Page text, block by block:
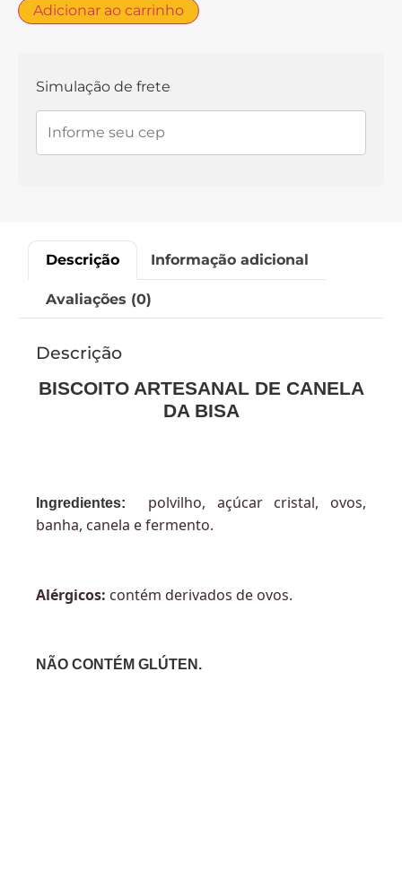
Adicionar ao carrinho
Simulação de frete
Descrição Informação adicional
Avaliações (0)
Descrição
BISCOITO ARTESANAL DE CANELA
DA BISA
Ingredientes:
polvilho, açúcar cristal, ovos,
banha, canela e fermento.
Alérgicos: contém derivados de ovos.
NÃO CONTÉM GLÚTEN.